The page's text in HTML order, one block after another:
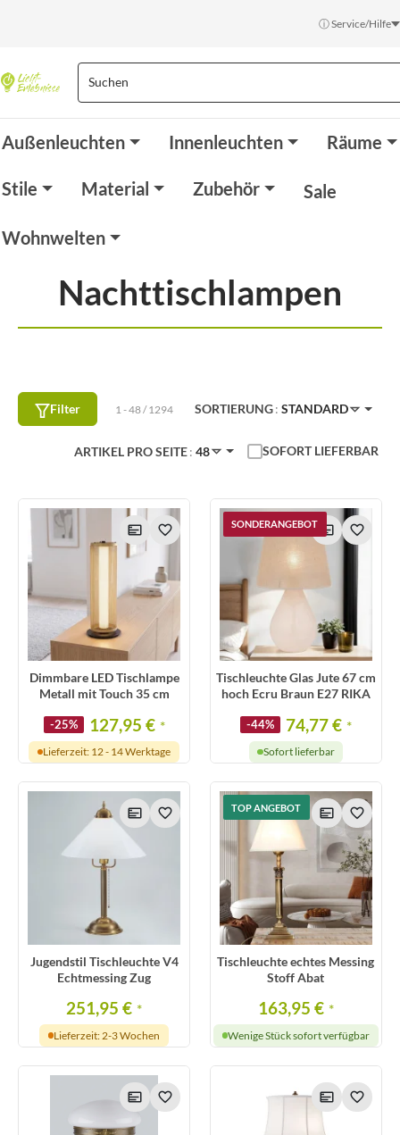
ⓘ Service/Hilfe
Außenleuchten Innenleuchten Räume
Stile Material Zubehör Sale
Wohnwelten
Nachttischlampen
Filter 1 - 48 / 1294 SORTIERUNG STANDARD
ARTIKEL PRO SEITE 48 SOFORT LIEFERBAR
Dimmbare LED Tischlampe
Metall mit Touch 35 cm
-25% 127,95 € *
Lieferzeit: 12 - 14 Werktage
SONDERANGEBOT
Tischleuchte Glas Jute 67 cm
hoch Ecru Braun E27 RIKA
-44% 74,77 € *
Sofort lieferbar
Jugendstil Tischleuchte V4
Echtmessing Zug
251,95 € *
Lieferzeit: 2-3 Wochen
TOP ANGEBOT
Tischleuchte echtes Messing
Stoff Abat
163,95 € *
Wenige Stück sofort verfügbar